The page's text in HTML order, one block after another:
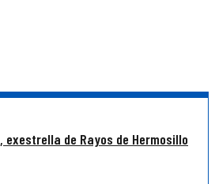
exestrella de Rayos de Hermosillo